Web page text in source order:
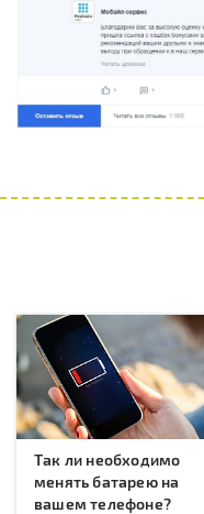
Так ли необходимо
менять батарею на
вашем телефоне?